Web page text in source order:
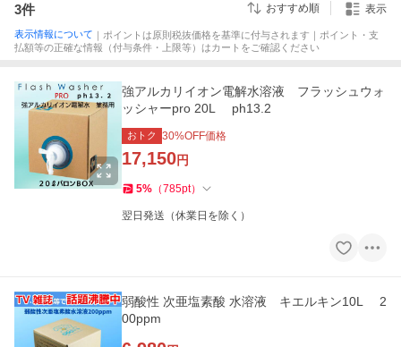
3件 おすすめ順 表示
表示情報について ｜ポイントは原則税抜価格を基準に付与されます｜ポイント・支
払額等の正確な情報（付与条件・上限等）はカートをご確認ください
強アルカリイオン電解水溶液 フラッシュウォ
ッシャーpro 20L ph13.2
おトク 30%OFF価格
17,150円
5% （785pt）
翌日発送（休業日を除く）
弱酸性 次亜塩素酸 水溶液 キエルキン10L 2
00ppm